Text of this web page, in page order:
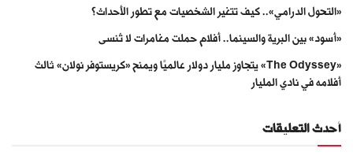
«التحول الدرامي».. كيف تتغير الشخصيات مع تطور الأحداث؟
«أسود» بين البرية والسينما.. أفلام حملت مغامرات لا تُنسى
«The Odyssey» يتجاوز مليار دولار عالميًا ويمنح «كريستوفر نولان» ثالث
أفلامه في نادي المليار
أحدث التعليقات